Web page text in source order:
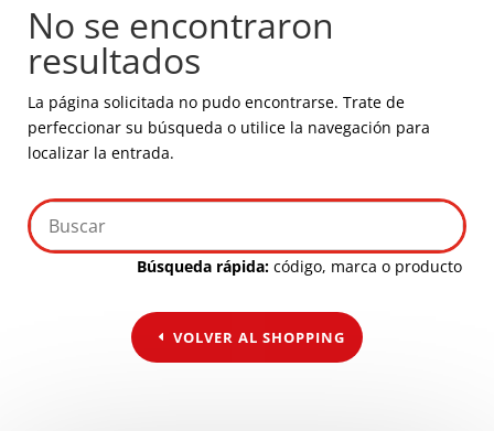
No se encontraron
resultados
La página solicitada no pudo encontrarse. Trate de
perfeccionar su búsqueda o utilice la navegación para
localizar la entrada.
Búsqueda rápida: código, marca o producto
VOLVER AL SHOPPING